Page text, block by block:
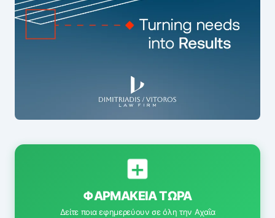
ΦΑΡΜΑΚΕΊΑ ΤΏΡΑ
Δείτε ποια εφημερεύουν σε όλη την Αχαΐα